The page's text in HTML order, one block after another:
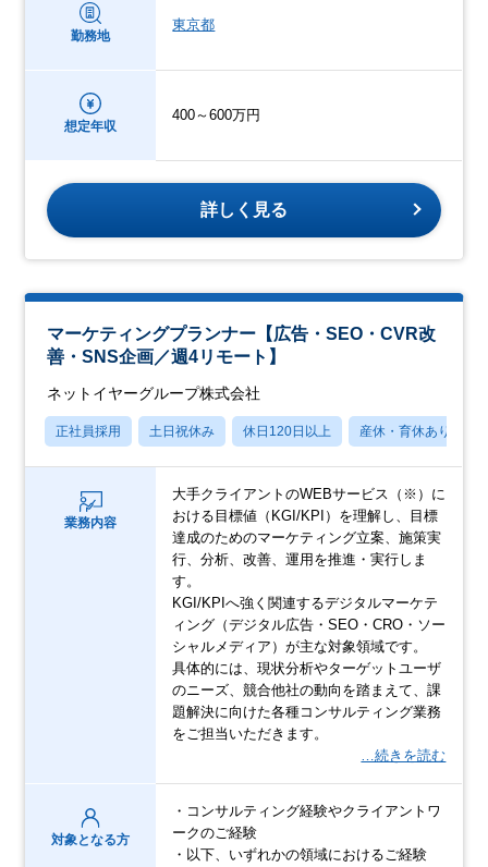
勤務地
東京都
想定年収
400～600万円
詳しく見る
マーケティングプランナー【広告・SEO・CVR改
善・SNS企画／週4リモート】
ネットイヤーグループ株式会社
正社員採用 土日祝休み 休日120日以上 産休・育休あり
業務内容
大手クライアントのWEBサービス（※）に
おける目標値（KGI/KPI）を理解し、目標
達成のためのマーケティング立案、施策実
行、分析、改善、運用を推進・実行しま
す。
KGI/KPIへ強く関連するデジタルマーケテ
ィング（デジタル広告・SEO・CRO・ソー
シャルメディア）が主な対象領域です。
具体的には、現状分析やターゲットユーザ
のニーズ、競合他社の動向を踏まえて、課
題解決に向けた各種コンサルティング業務
をご担当いただきます。
…続きを読む
対象となる方
・コンサルティング経験やクライアントワ
ークのご経験
・以下、いずれかの領域におけるご経験